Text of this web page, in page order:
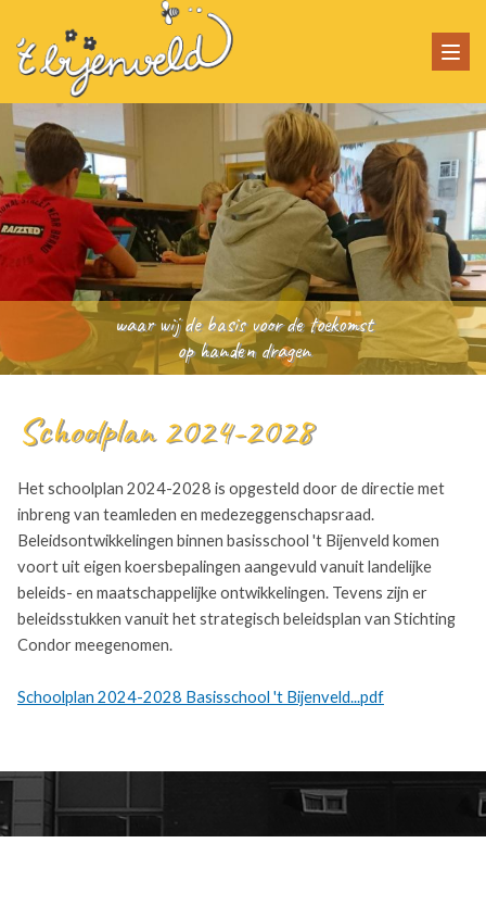
waar wij de basis voor de toekomst
op handen dragen
Schoolplan 2024-2028
Het schoolplan 2024-2028 is opgesteld door de directie met
inbreng van teamleden en medezeggenschapsraad.
Beleidsontwikkelingen binnen basisschool 't Bijenveld komen
voort uit eigen koersbepalingen aangevuld vanuit landelijke
beleids- en maatschappelijke ontwikkelingen. Tevens zijn er
beleidsstukken vanuit het strategisch beleidsplan van Stichting
Condor meegenomen.
Schoolplan 2024-2028 Basisschool 't Bijenveld...pdf